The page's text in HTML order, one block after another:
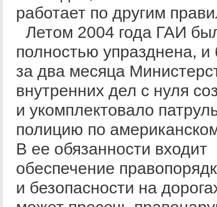
работает по другим
Летом 2004 года ГАИ
полностью упразднена, и
за два месяца
внутренних дел с нуля
и укомплектовало
полицию по
В ее обязанности входит
обеспечение
и безопасности на